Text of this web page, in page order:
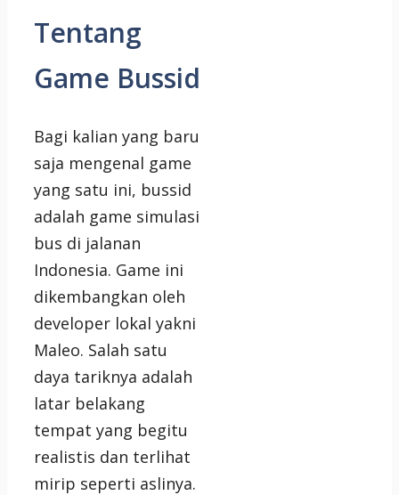
Tentang
Game Bussid
Bagi kalian yang baru
saja mengenal game
yang satu ini, bussid
adalah game simulasi
bus di jalanan
Indonesia. Game ini
dikembangkan oleh
developer lokal yakni
Maleo. Salah satu
daya tariknya adalah
latar belakang
tempat yang begitu
realistis dan terlihat
mirip seperti aslinya.